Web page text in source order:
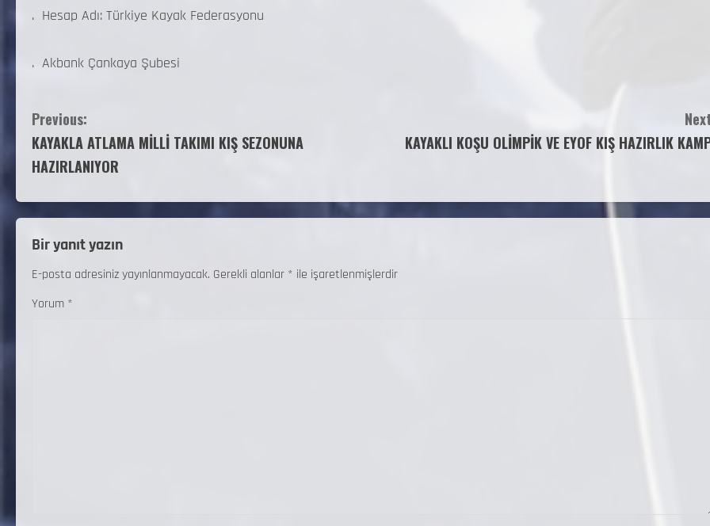
. Hesap Adı: Türkiye Kayak Federasyonu
. Akbank Çankaya Şubesi
Previous:
KAYAKLA ATLAMA MİLLİ TAKIMI KIŞ SEZONUNA
HAZIRLANIYOR
KAYAKLI KOŞU OLİMPİK VE EYOF KIŞ HAZIRLIK
Bir yanıt yazın
E-posta adresiniz yayınlanmayacak. Gerekli alanlar * ile işaretlenmişlerdir
Yorum *